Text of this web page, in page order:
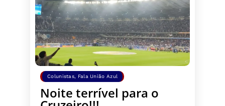
Colunistas, Fala União Azul
Noite terrível para o